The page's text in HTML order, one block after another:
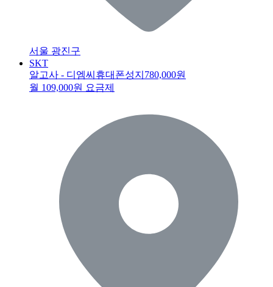
서울 광진구
SKT
알고사 - 디엠씨휴대폰성지 780,000원
월 109,000원 요금제